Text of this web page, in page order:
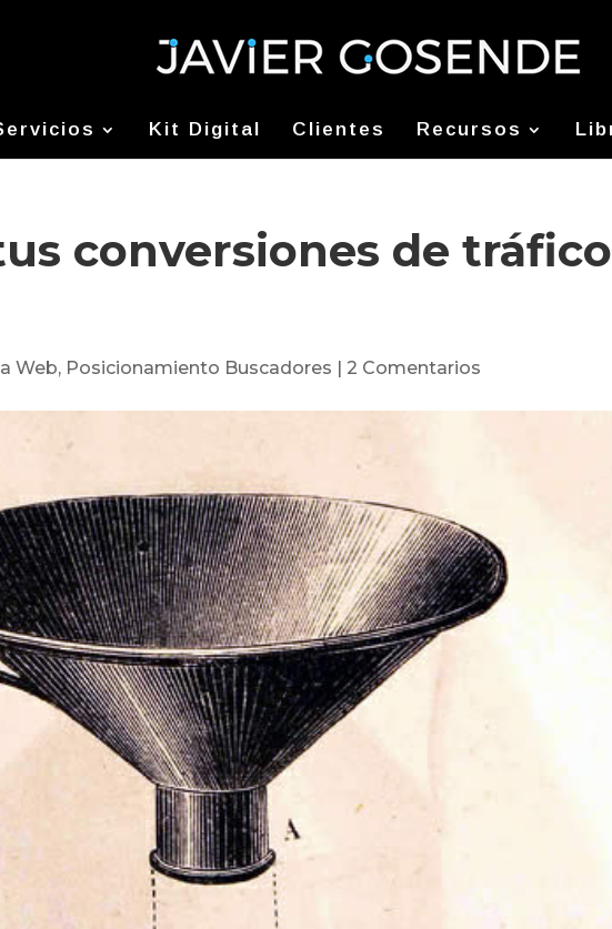
Kit Digital Clientes Recursos
conversiones de tráfico
Web, Posicionamiento Buscadores | 2 Comentarios